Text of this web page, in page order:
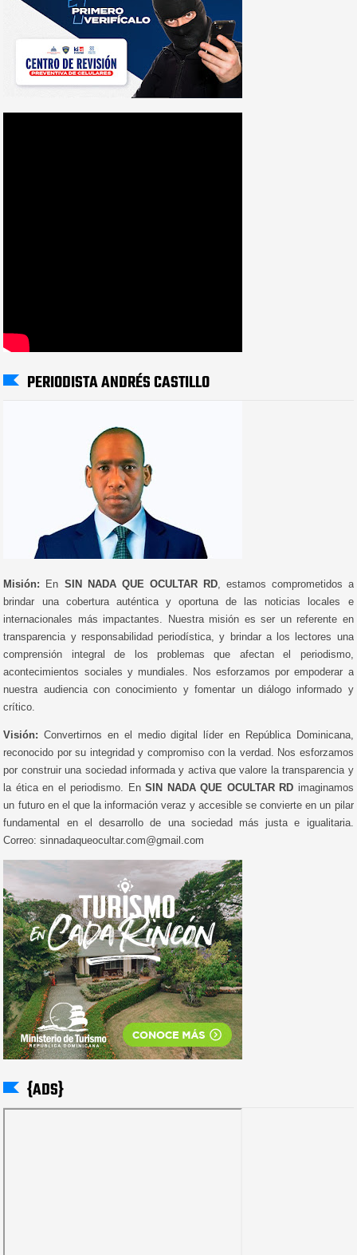
PERIODISTA ANDRÉS CASTILLO
Misión: En SIN NADA QUE OCULTAR RD, estamos comprometidos a
brindar una cobertura auténtica y oportuna de las noticias locales e
internacionales más impactantes. Nuestra misión es ser un referente en
transparencia y responsabilidad periodística, y brindar a los lectores una
comprensión integral de los problemas que afectan el periodismo,
acontecimientos sociales y mundiales. Nos esforzamos por empoderar a
nuestra audiencia con conocimiento y fomentar un diálogo informado y
crítico.
Visión: Convertirnos en el medio digital líder en República Dominicana,
reconocido por su integridad y compromiso con la verdad. Nos esforzamos
por construir una sociedad informada y activa que valore la transparencia y
la ética en el periodismo. EnSIN NADA QUE OCULTAR RD imaginamos
un futuro en el que la información veraz y accesible se convierte en un pilar
fundamental en el desarrollo de una sociedad más justa e igualitaria.
Correo: sinnadaqueocultar.com@gmail.com
{ADS}